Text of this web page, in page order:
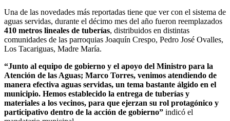
Una de las novedades más reportadas tiene que ver con el sistema de
aguas servidas, durante el décimo mes del año fueron reemplazados
410 metros lineales de tuberías, distribuidos en distintas
comunidades de las parroquias Joaquín Crespo, Pedro José Ovalles,
Los Tacariguas, Madre María.
“Junto al equipo de gobierno y el apoyo del Ministro para la
Atención de las Aguas; Marco Torres, venimos atendiendo de
manera efectiva aguas servidas, un tema bastante álgido en el
municipio. Hemos establecido la entrega de tuberías y
materiales a los vecinos, para que ejerzan su rol protagónico y
participativo dentro de la acción de gobierno” indicó el